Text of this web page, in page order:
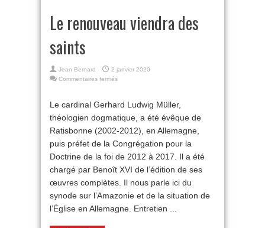
Le renouveau viendra des
saints
Jean Bernard
2 janvier 2020
Commentaires ferméssur
viendra
des
Le cardinal Gerhard Ludwig Müller,
théologien dogmatique, a été évêque de
Ratisbonne (2002-2012), en Allemagne,
puis préfet de la Congrégation pour la
Doctrine de la foi de 2012 à 2017. Il a été
chargé par Benoît XVI de l’édition de ses
œuvres complètes. Il nous parle ici du
synode sur l’Amazonie et de la situation de
l’Église en Allemagne. Entretien ...